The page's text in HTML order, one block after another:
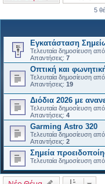
5
Εγκατάσταση
Τελευταία δημοσίευση από
Απαντήσεις: 7
Οπτική και
Τελευταία δημοσίευση από
Απαντήσεις: 19
Διόδια 2026 με
Τελευταία δημοσίευση από
Απαντήσεις: 4
Garming Astro 320
Τελευταία δημοσίευση από
Απαντήσεις: 2
Σημεία
Τελευταία δημοσίευση από